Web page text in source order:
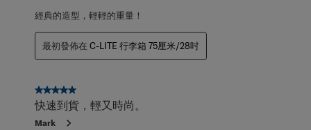
經典的造型，輕輕的重量！
最初發佈在 C-LITE 行李箱 75厘米/28吋
5星，共5星。
快速到貨，輕又時尚。
Mark